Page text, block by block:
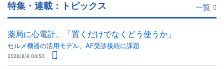
特集・連載：トピックス 一覧
薬局に心電計、「置くだけでなくどう使うか」
セルメ機器の活用モデル、AF受診接続に課題
2026/8/6 04:50